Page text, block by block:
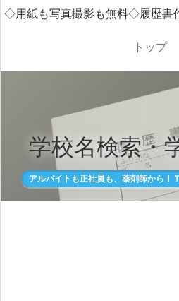
◇用紙も写真撮影も無料◇履歴
トップ
学校名検索・
アルバイトも正社員も、薬剤師からＩ